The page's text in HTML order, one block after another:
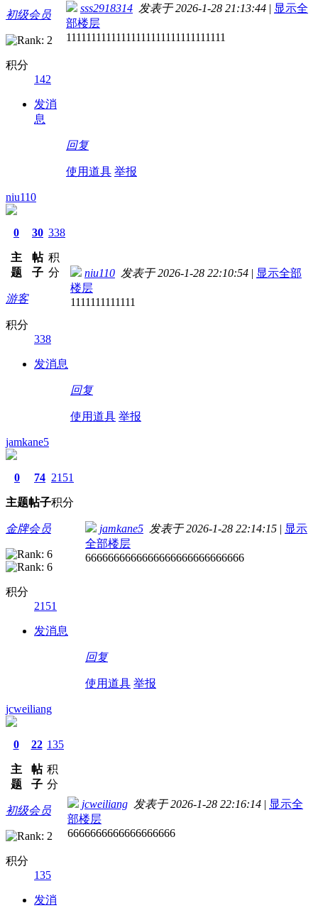
初级会员
积分
142
发消
息
sss2918314 发表于 2026-1-28 21:13:44 | 显示全
部楼层
11111111111111111111111111111111
回复
使用道具 举报
niu110
0
主
题
30
帖
子
338
积
分
游客
积分
338
发消息
niu110 发表于 2026-1-28 22:10:54 | 显示全部
楼层
1111111111111
回复
使用道具 举报
jamkane5
0
主题
74
帖子
2151
积分
金牌会员
积分
2151
发消息
jamkane5 发表于 2026-1-28 22:14:15 | 显示
全部楼层
6666666666666666666666666666
回复
使用道具 举报
jcweiliang
0
主
题
22
帖
子
135
积
分
初级会员
积分
135
发消
jcweiliang 发表于 2026-1-28 22:16:14 | 显示全
部楼层
6666666666666666666